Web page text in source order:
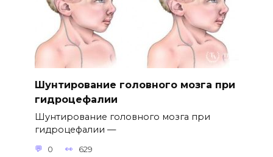
Шунтирование головного мозга при
гидроцефалии
Шунтирование головного мозга при
гидроцефалии —
0 629